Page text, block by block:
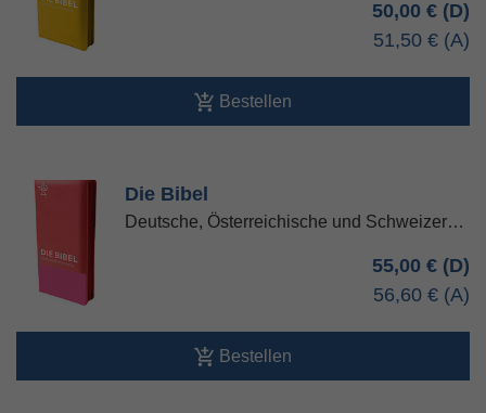
50,00 €
51,50 €
Bestellen
Die Bibel
Deutsche, Österreichische und Schweizer…
55,00 €
56,60 €
Bestellen